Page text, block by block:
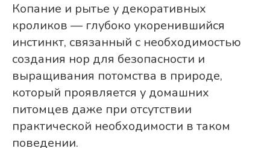
Копание и рытье у декоративных
кроликов — глубоко укоренившийся
инстинкт, связанный с необходимостью
создания нор для безопасности и
выращивания потомства в природе,
который проявляется у домашних
питомцев даже при отсутствии
практической необходимости в таком
поведении.